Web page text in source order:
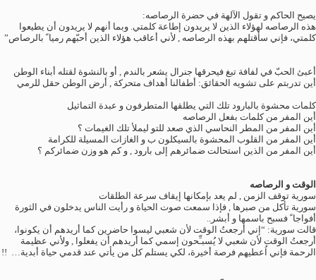
يصيح الحاكم و تقول الآلهة في حضرة الرصاصه:
هذه الرصاصه لهؤلاء الذين لا يريدون إطاعة كلمتي. وبما أنهم لا يريدون أن يطيعوا
كلمتي، فإني سأقتلهم بهذه الرصاصه , لأني أعاقب هؤلاء الذين أحبّهم رميا ً بالرصاص”
أعبئ الحبّ في لفافة تبغ فيحرقها جنرال يشعر بالندم , أو بالنشوة لقتله أبناء الوطن
أين تدربتم على تشويه الحقائق: أطفالنا أهداف متحركة , أرض الوطن حقل للرمي
كلمات محشوة بالبارود تلك التي يطلقها المتطرفون و عبدة التماثيل
أين المفر من كلمات بفعل الرصاصه
أين المفر من المطر النحاسي الذي صعد للتو ليملأ تلك الغيمات ؟
أين المفر من القلوب المحشوة بالسيكلون ب و الغازات المسيلة للكرامة
أين المفر من الذين استحالت ضمائرهم إلى بارود , و كم هو وزن ضمائركم ؟
الوقت و الرصاصه
سورية توقف الزمن , لم يعد بإمكانها إيقاف سرعة الطلقات
سورية تأكل من صبرها , فإذا سمعت صوت الحياة و رأيت الناس يدخلون في الثورة
أفواجا ً فسبح باسمها و أبشر..
قالت سورية: “إني أرجعتُ الوقت لأن شعبي ليسوا حاضرين كما أريدهم أن يكونوا،
أرجعتُ الوقت لأن شعبي لا يُسبـِّحون إسمي كما أريدهم أن يفعلوا , ولأني عظيمة
الرحمة فإني اُعطيهم فرصة أخيرة، لكي يستلم كل من يأتي عند قدمي حياة أبدية… !!